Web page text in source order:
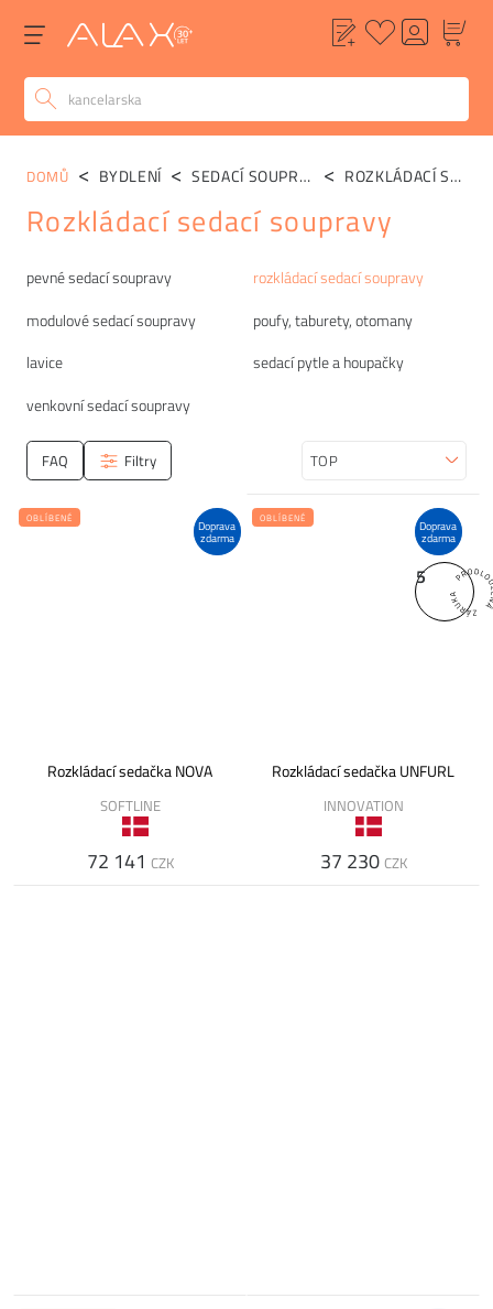
Kategorie
pevné sedací soupravy
rozkládací sedací soupravy
modulové sedací soupravy
poufy, taburety, otomany
lavice
sedací pytle a houpačky
venkovní sedací soupravy
DOMŮ BYDLENÍ SEDACÍ SOUPRAVY ROZKLÁDACÍ SEDACÍ SOUPRAVY
Rozkládací sedací soupravy
FAQ Filtry Seřadit
Doprava
zdarma
OBLÍBENÉ
Rozkládací sedačka NOVA
SOFTLINE
72 141 CZK
Doprava
zdarma
5
OBLÍBENÉ
Rozkládací sedačka UNFURL
INNOVATION
37 230 CZK